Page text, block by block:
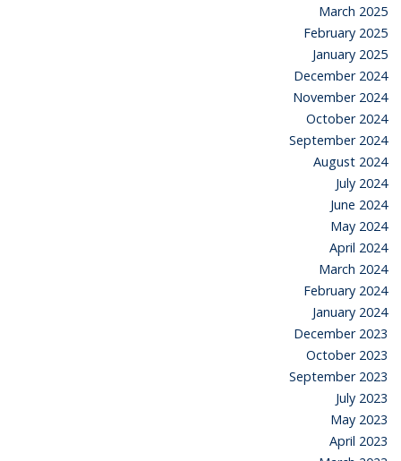
March 2025
February 2025
January 2025
December 2024
November 2024
October 2024
September 2024
August 2024
July 2024
June 2024
May 2024
April 2024
March 2024
February 2024
January 2024
December 2023
October 2023
September 2023
July 2023
May 2023
April 2023